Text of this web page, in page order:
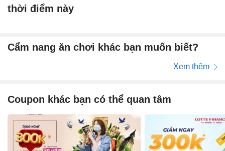
thời điểm này
Cẩm nang ăn chơi khác bạn muốn biết?
Xem thêm
Coupon khác bạn có thể quan tâm